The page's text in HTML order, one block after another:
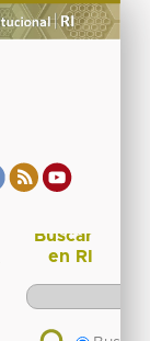
Buscar
en RI